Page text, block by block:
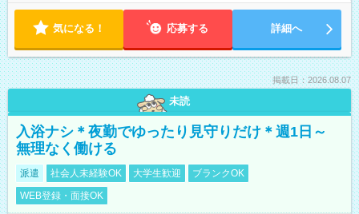
気になる！ 応募する 詳細へ
掲載日：2026.08.07
未読
入浴ナシ＊夜勤でゆったり見守りだけ＊週1日～
無理なく働ける
派遣 社会人未経験OK 大学生歓迎
ブランクOK
WEB登録・面接OK